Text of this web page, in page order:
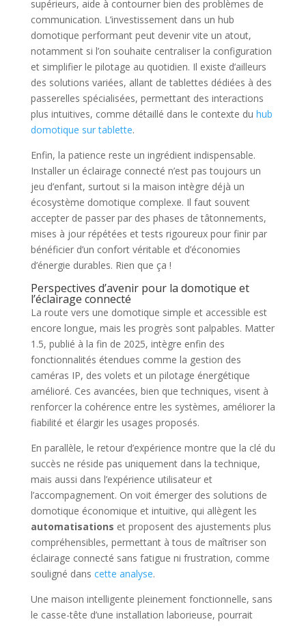
supérieurs, aide à contourner bien des problèmes de
communication. L’investissement dans un hub
domotique performant peut devenir vite un atout,
notamment si l’on souhaite centraliser la configuration
et simplifier le pilotage au quotidien. Il existe d’ailleurs
des solutions variées, allant de tablettes dédiées à des
passerelles spécialisées, permettant des interactions
plus intuitives, comme détaillé dans le contexte du hub
domotique sur tablette.
Enfin, la patience reste un ingrédient indispensable.
Installer un éclairage connecté n’est pas toujours un
jeu d’enfant, surtout si la maison intègre déjà un
écosystème domotique complexe. Il faut souvent
accepter de passer par des phases de tâtonnements,
mises à jour répétées et tests rigoureux pour finir par
bénéficier d’un confort véritable et d’économies
d’énergie durables. Rien que ça !
Perspectives d’avenir pour la domotique et
l’éclairage connecté
La route vers une domotique simple et accessible est
encore longue, mais les progrès sont palpables. Matter
1.5, publié à la fin de 2025, intègre enfin des
fonctionnalités étendues comme la gestion des
caméras IP, des volets et un pilotage énergétique
amélioré. Ces avancées, bien que techniques, visent à
renforcer la cohérence entre les systèmes, améliorer la
fiabilité et élargir les usages proposés.
En parallèle, le retour d’expérience montre que la clé du
succès ne réside pas uniquement dans la technique,
mais aussi dans l’expérience utilisateur et
l’accompagnement. On voit émerger des solutions de
domotique économique et intuitive, qui allègent les
automatisations et proposent des ajustements plus
compréhensibles, permettant à tous de maîtriser son
éclairage connecté sans fatigue ni frustration, comme
souligné dans cette analyse.
Une maison intelligente pleinement fonctionnelle, sans
le casse-tête d’une installation laborieuse, pourrait